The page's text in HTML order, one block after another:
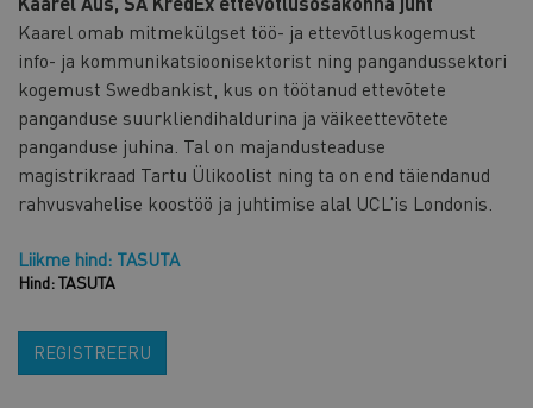
Kaarel omab mitmekülgset töö- ja ettevõtluskogemust
info- ja kommunikatsioonisektorist ning pangandussektori
kogemust Swedbankist, kus on töötanud ettevõtete
panganduse suurkliendihaldurina ja väikeettevõtete
panganduse juhina. Tal on majandusteaduse
magistrikraad Tartu Ülikoolist ning ta on end täiendanud
rahvusvahelise koostöö ja juhtimise alal UCL’is Londonis.
Liikme hind: TASUTA
Hind: TASUTA
REGISTREERU